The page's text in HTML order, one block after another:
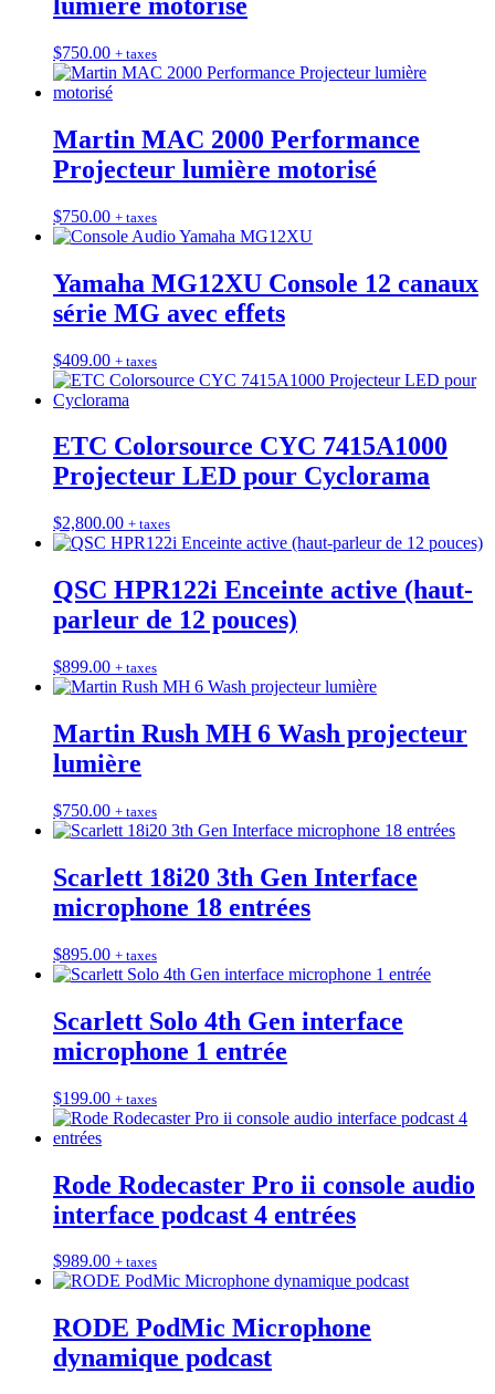
$750.00 + taxes
Martin MAC 2000 Performance
Projecteur lumière motorisé
$750.00 + taxes
Yamaha MG12XU Console 12 canaux
série MG avec effets
$409.00 + taxes
ETC Colorsource CYC 7415A1000
Projecteur LED pour Cyclorama
$2,800.00 + taxes
QSC HPR122i Enceinte active (haut-
parleur de 12 pouces)
$899.00 + taxes
Martin Rush MH 6 Wash projecteur
lumière
$750.00 + taxes
Scarlett 18i20 3th Gen Interface
microphone 18 entrées
$895.00 + taxes
Scarlett Solo 4th Gen interface
microphone 1 entrée
$199.00 + taxes
Rode Rodecaster Pro ii console audio
interface podcast 4 entrées
$989.00 + taxes
RODE PodMic Microphone
dynamique podcast